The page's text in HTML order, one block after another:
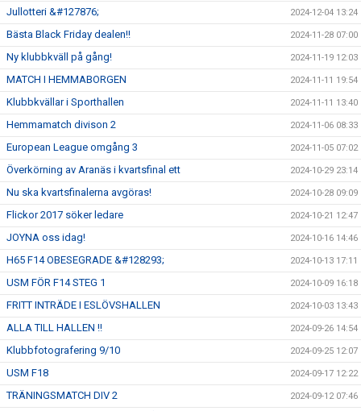
Jullotteri &#127876; 2024-12-04 13:24
Bästa Black Friday dealen!! 2024-11-28 07:00
Ny klubbkväll på gång! 2024-11-19 12:03
MATCH I HEMMABORGEN 2024-11-11 19:54
Klubbkvällar i Sporthallen 2024-11-11 13:40
Hemmamatch divison 2 2024-11-06 08:33
European League omgång 3 2024-11-05 07:02
Överkörning av Aranäs i kvartsfinal ett 2024-10-29 23:14
Nu ska kvartsfinalerna avgöras! 2024-10-28 09:09
Flickor 2017 söker ledare 2024-10-21 12:47
JOYNA oss idag! 2024-10-16 14:46
H65 F14 OBESEGRADE &#128293; 2024-10-13 17:11
USM FÖR F14 STEG 1 2024-10-09 16:18
FRITT INTRÄDE I ESLÖVSHALLEN 2024-10-03 13:43
ALLA TILL HALLEN !! 2024-09-26 14:54
Klubbfotografering 9/10 2024-09-25 12:07
USM F18 2024-09-17 12:22
TRÄNINGSMATCH DIV 2 2024-09-12 07:46